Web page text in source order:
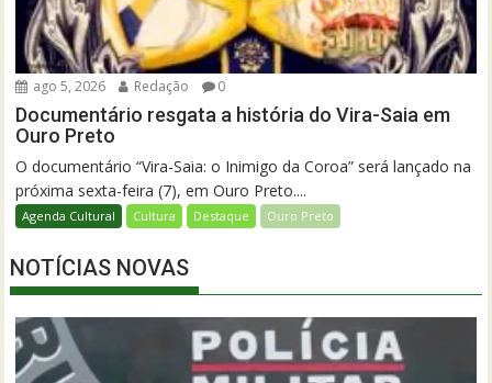
ago 5, 2026 Redação 0
Documentário resgata a história do Vira-Saia em
Ouro Preto
O documentário “Vira-Saia: o Inimigo da Coroa” será lançado na
próxima sexta-feira (7), em Ouro Preto....
Agenda Cultural Cultura Destaque Ouro Preto
NOTÍCIAS NOVAS